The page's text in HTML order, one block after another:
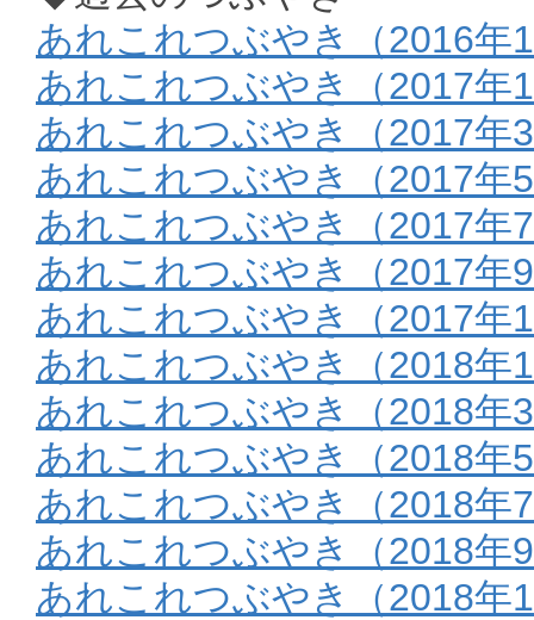
あれこれつぶやき（2016年
あれこれつぶやき（2017年
あれこれつぶやき（2017年
あれこれつぶやき（2017年
あれこれつぶやき（2017年
あれこれつぶやき（2017年
あれこれつぶやき（2017年
あれこれつぶやき（2018年
あれこれつぶやき（2018年
あれこれつぶやき（2018年
あれこれつぶやき（2018年
あれこれつぶやき（2018年
あれこれつぶやき（2018年